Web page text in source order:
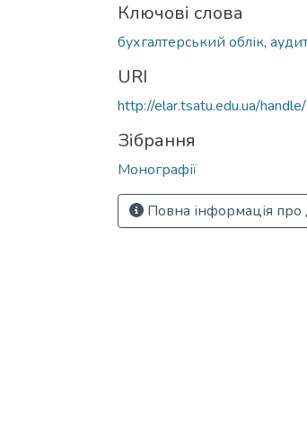
Ключові слова
бухгалтерський облік,
URI
http://elar.tsatu.edu.ua/
Зібрання
Монографії
Повна інформація про